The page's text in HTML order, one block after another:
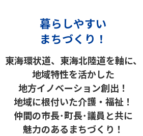
暮らしやすい
まちづくり！
東海環状道、東海北陸道を軸に、
地域特性を活かした
地方イノベーション創出！
地域に根付いた介護・福祉！
仲間の市長･町長･議員と共に
魅力のあるまちづくり！